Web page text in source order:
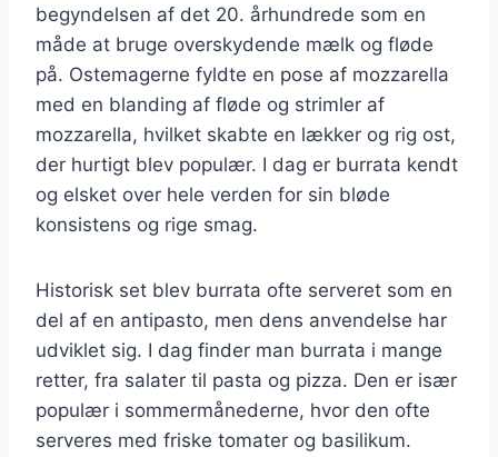
begyndelsen af det 20. århundrede som en
måde at bruge overskydende mælk og fløde
på. Ostemagerne fyldte en pose af mozzarella
med en blanding af fløde og strimler af
mozzarella, hvilket skabte en lækker og rig ost,
der hurtigt blev populær. I dag er burrata kendt
og elsket over hele verden for sin bløde
konsistens og rige smag.
Historisk set blev burrata ofte serveret som en
del af en antipasto, men dens anvendelse har
udviklet sig. I dag finder man burrata i mange
retter, fra salater til pasta og pizza. Den er især
populær i sommermånederne, hvor den ofte
serveres med friske tomater og basilikum.